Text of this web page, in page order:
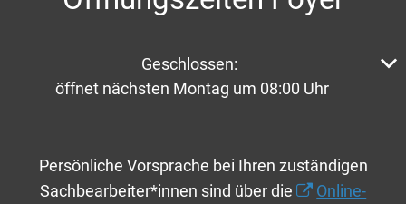
Klicken, um weitere Öffnungs- oder Schließzeiten
Geschlossen:
öffnet nächsten Montag um 08:00 Uhr
Persönliche Vorsprache bei Ihren zuständigen
Sachbearbeiter*innen sind über die
Online-